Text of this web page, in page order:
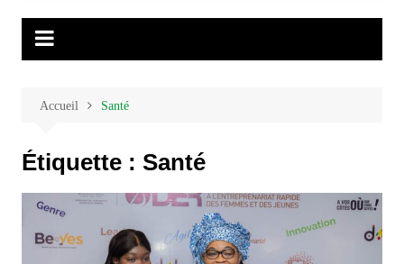
Accueil Santé
Étiquette : Santé